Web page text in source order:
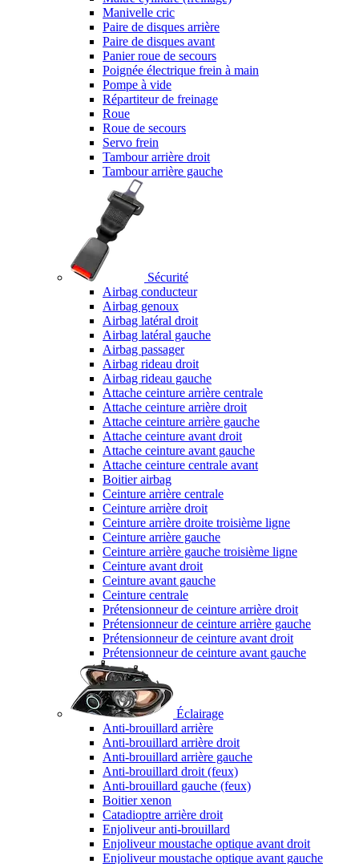
Manivelle cric
Paire de disques arrière
Paire de disques avant
Panier roue de secours
Poignée électrique frein à main
Pompe à vide
Répartiteur de freinage
Roue
Roue de secours
Servo frein
Tambour arrière droit
Tambour arrière gauche
Sécurité
Airbag conducteur
Airbag genoux
Airbag latéral droit
Airbag latéral gauche
Airbag passager
Airbag rideau droit
Airbag rideau gauche
Attache ceinture arrière centrale
Attache ceinture arrière droit
Attache ceinture arrière gauche
Attache ceinture avant droit
Attache ceinture avant gauche
Attache ceinture centrale avant
Boitier airbag
Ceinture arrière centrale
Ceinture arrière droit
Ceinture arrière droite troisième ligne
Ceinture arrière gauche
Ceinture arrière gauche troisième ligne
Ceinture avant droit
Ceinture avant gauche
Ceinture centrale
Prétensionneur de ceinture arrière droit
Prétensionneur de ceinture arrière gauche
Prétensionneur de ceinture avant droit
Prétensionneur de ceinture avant gauche
Éclairage
Anti-brouillard arrière
Anti-brouillard arrière droit
Anti-brouillard arrière gauche
Anti-brouillard droit (feux)
Anti-brouillard gauche (feux)
Boitier xenon
Catadioptre arrière droit
Enjoliveur anti-brouillard
Enjoliveur moustache optique avant droit
Enjoliveur moustache optique avant gauche